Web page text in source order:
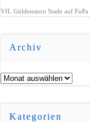
VfL Güldenstern Stade auf FuPa
Archiv
Archiv
Kategorien